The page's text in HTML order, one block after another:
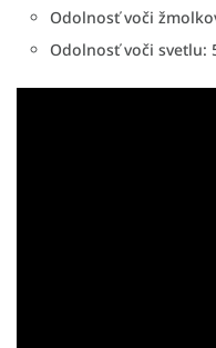
Odolnosť voči
Odolnosť voči svetlu: